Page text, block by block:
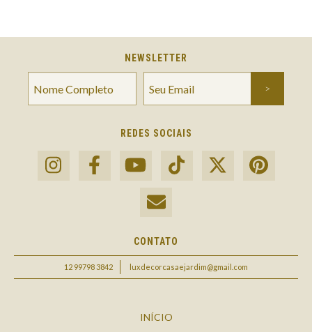
NEWSLETTER
REDES SOCIAIS
CONTATO
12 99798 3842 luxdecorcasaejardim@gmail.com
INÍCIO